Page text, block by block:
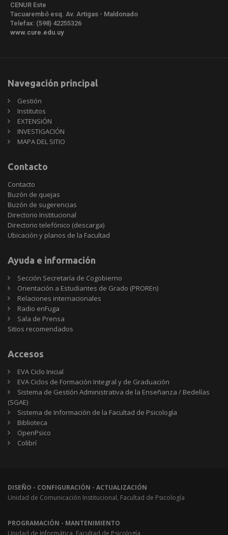
CENUR Este
Tacuarembó esq. Av. Artigas - Maldonado
Telefax: (598) 42255326
www.cure.edu.uy
Navegación principal
Gestión
Institutos
EXTENSIÓN
INVESTIGACIÓN
MAPA DEL SITIO
Contacto
Contacto
Buzón de quejas
Buzón de sugerencias
Directorio Institucional
Directorio telefónico (descarga)
Ubicación y planos de la Facultad
Ayuda e información
Sección Secretaría de Cogobierno
Orientación a Estudiantes de Grado (PROREn)
Relaciones internacionales
Radio enFuga
Sala de Prensa
Sitios
Sitios recomendados
Accesos
EVA Ciclo Inicial
EVA Ciclos de Formación Integral y de Graduación
Sistema de Gestión Administrativa de la Enseñanza / Bedelías
(SGAE)
Sistema de Información de la Facultad de Psicología
Biblioteca
OpenPsico
Colibrí
DISEÑO - CONFIGURACIÓN - ACTUALIZACIÓN
Unidad de Comunicación Institucional, Facultad de Psicología
PROGRAMACIÓN - MANTENIMIENTO
Unidad de Informática, Facultad de Psicología